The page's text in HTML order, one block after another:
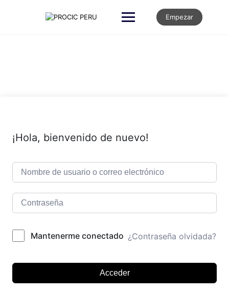
Empezar
¡Hola, bienvenido de nuevo!
Mantenerme conectado ¿Contraseña olvidada?
Acceder